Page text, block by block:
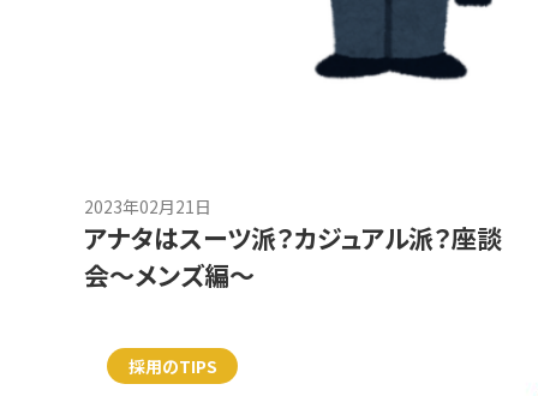
2023年02月21日
アナタはスーツ派？カジュアル派？座談
会～メンズ編～
採用のTIPS